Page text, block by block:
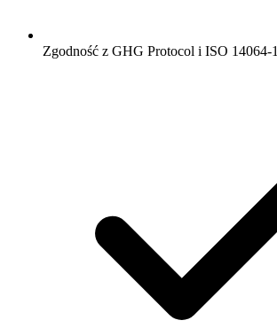
Zgodność z GHG Protocol i ISO 14064-1